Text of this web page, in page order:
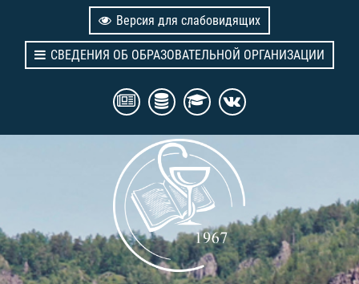
Версия для слабовидящих
СВЕДЕНИЯ ОБ ОБРАЗОВАТЕЛЬНОЙ ОРГАНИЗАЦИИ